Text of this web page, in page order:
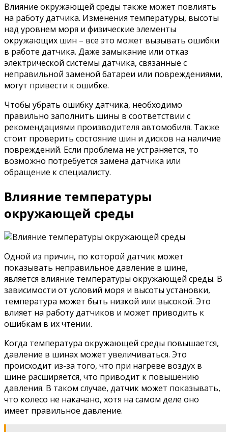
Влияние окружающей среды также может повлиять
на работу датчика. Изменения температуры, высоты
над уровнем моря и физические элементы
окружающих шин – все это может вызывать ошибки
в работе датчика. Даже замыкание или отказ
электрической системы датчика, связанные с
неправильной заменой батареи или повреждениями,
могут привести к ошибке.
Чтобы убрать ошибку датчика, необходимо
правильно заполнить шины в соответствии с
рекомендациями производителя автомобиля. Также
стоит проверить состояние шин и дисков на наличие
повреждений. Если проблема не устраняется, то
возможно потребуется замена датчика или
обращение к специалисту.
Влияние температуры
окружающей среды
Одной из причин, по которой датчик может
показывать неправильное давление в шине,
является влияние температуры окружающей среды. В
зависимости от условий моря и высоты установки,
температура может быть низкой или высокой. Это
влияет на работу датчиков и может приводить к
ошибкам в их чтении.
Когда температура окружающей среды повышается,
давление в шинах может увеличиваться. Это
происходит из-за того, что при нагреве воздух в
шине расширяется, что приводит к повышению
давления. В таком случае, датчик может показывать,
что колесо не накачано, хотя на самом деле оно
имеет правильное давление.